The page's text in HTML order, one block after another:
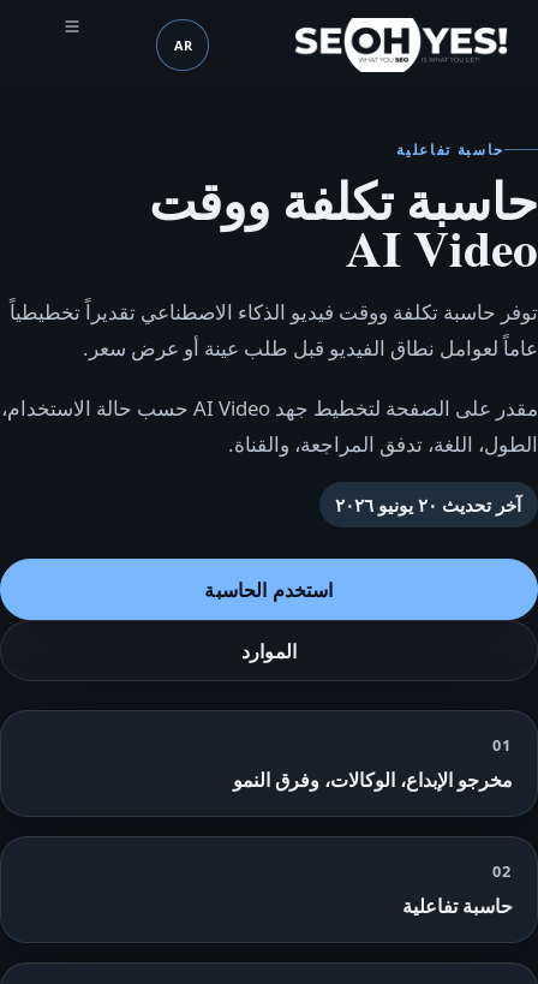
SEOH اللغة (mobile header)
AR
حاسبة تفاعلية
حاسبة تكلفة ووقت
AI Video
توفر حاسبة تكلفة ووقت فيديو الذكاء الاصطناعي تقديراً تخطيطياً
عاماً لعوامل نطاق الفيديو قبل طلب عينة أو عرض سعر.
مقدر على الصفحة لتخطيط جهد AI Video حسب حالة الاستخدام،
الطول، اللغة، تدفق المراجعة، والقناة.
آخر تحديث ٢٠ يونيو ٢٠٢٦
استخدم الحاسبة
الموارد
01
مخرجو الإبداع، الوكالات، وفرق النمو
02
حاسبة تفاعلية